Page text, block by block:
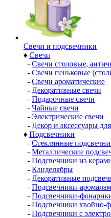
Свечи и подсвечники
♦ Свечи
- Свечи столовые,
- Свечи пеньковые
- Свечи ароматические
- Декоративные свечи
- Подарочные свечи
- Чайные свечи
- Электрические свечи
- Декор и аксессуары
♦ Подсвечники
- Стеклянные
- Металлические
- Подсвечники из
- Канделябры
- Декоративные
- Подсвечники-
- Подсвечники-
- Подсвечники хвойно-
- Подсвечники с